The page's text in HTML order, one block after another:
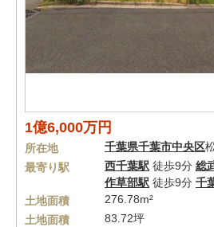
1億6,000万円
所在地 千葉県千葉市中央区
最寄り駅
西千葉駅 徒歩9分 総
作草部駅 徒歩9分 千
土地面積
276.78m²
土地面積
83.72坪